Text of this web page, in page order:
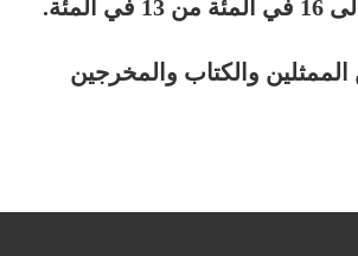
الممثلين والكتاب والمخرجين